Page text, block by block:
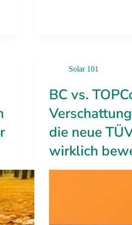
Solar 101
BC vs.
die neue
wirklich